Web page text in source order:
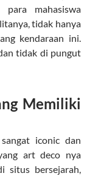
mahasiswa
tidak hanya
kendaraan ini.
tidak di pungut
Memiliki
iconic dan
art deco nya
situs bersejarah,